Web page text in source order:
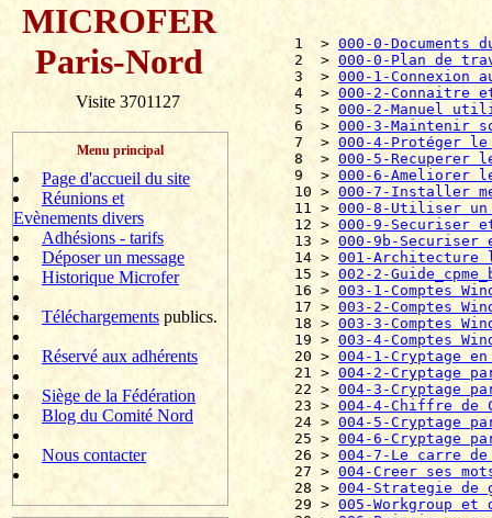
MICROFER
Paris-Nord
Visite 3701127
Menu principal
Page d'accueil du site
Réunions et
Evènements divers
Adhésions - tarifs
Déposer un message
Historique Microfer
Téléchargements publics.
Réservé aux adhérents
Siège de la Fédération
Blog du Comité Nord
Nous contacter
1  > 000-0-Documents
2  > 000-0-Plan de
3  > 000-1-Connexion
4  > 000-2-Connaitre
5  > 000-2-Manuel
6  > 000-3-Maintenir
7  > 000-4-Protéger
8  > 000-5-Recuperer
9  > 000-6-Ameliorer
10 > 000-7-Installer
11 > 000-8-Utiliser un
12 > 000-9-Securiser
13 > 000-9b-Securiser
14 > 001-Architecture
15 > 002-2-
16 > 003-1-Comptes
17 > 003-2-Comptes
18 > 003-3-Comptes
19 > 003-4-Comptes
20 > 004-1-Cryptage
21 > 004-2-Cryptage
22 > 004-3-Cryptage
23 > 004-4-Chiffre de
24 > 004-5-Cryptage
25 > 004-6-Cryptage
26 > 004-7-Le carre
27 > 004-Creer ses
28 > 004-Strategie de
29 > 005-Workgroup et